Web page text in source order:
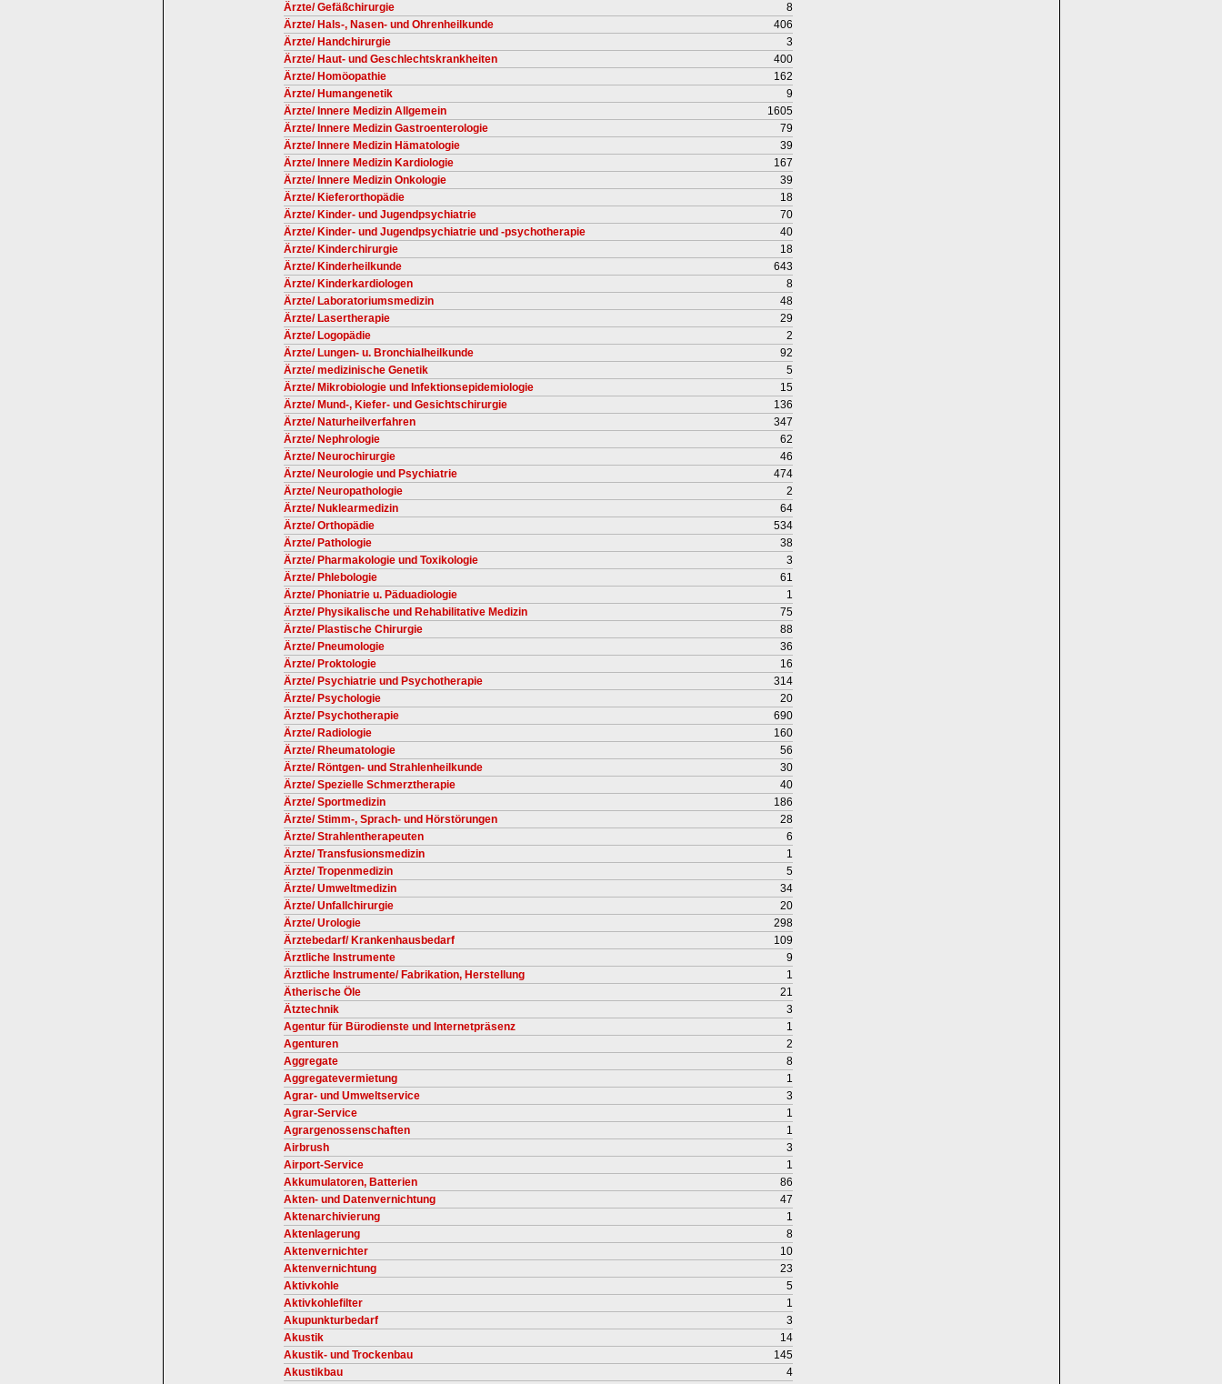
Ärzte/ Gefäßchirurgie
8
Ärzte/ Hals-, Nasen- und Ohrenheilkunde
406
Ärzte/ Handchirurgie
3
Ärzte/ Haut- und Geschlechtskrankheiten
400
Ärzte/ Homöopathie
162
Ärzte/ Humangenetik
9
Ärzte/ Innere Medizin Allgemein
1605
Ärzte/ Innere Medizin Gastroenterologie
79
Ärzte/ Innere Medizin Hämatologie
39
Ärzte/ Innere Medizin Kardiologie
167
Ärzte/ Innere Medizin Onkologie
39
Ärzte/ Kieferorthopädie
18
Ärzte/ Kinder- und Jugendpsychiatrie
70
Ärzte/ Kinder- und Jugendpsychiatrie und -psychotherapie
40
Ärzte/ Kinderchirurgie
18
Ärzte/ Kinderheilkunde
643
Ärzte/ Kinderkardiologen
8
Ärzte/ Laboratoriumsmedizin
48
Ärzte/ Lasertherapie
29
Ärzte/ Logopädie
2
Ärzte/ Lungen- u. Bronchialheilkunde
92
Ärzte/ medizinische Genetik
5
Ärzte/ Mikrobiologie und Infektionsepidemiologie
15
Ärzte/ Mund-, Kiefer- und Gesichtschirurgie
136
Ärzte/ Naturheilverfahren
347
Ärzte/ Nephrologie
62
Ärzte/ Neurochirurgie
46
Ärzte/ Neurologie und Psychiatrie
474
Ärzte/ Neuropathologie
2
Ärzte/ Nuklearmedizin
64
Ärzte/ Orthopädie
534
Ärzte/ Pathologie
38
Ärzte/ Pharmakologie und Toxikologie
3
Ärzte/ Phlebologie
61
Ärzte/ Phoniatrie u. Päduadiologie
1
Ärzte/ Physikalische und Rehabilitative Medizin
75
Ärzte/ Plastische Chirurgie
88
Ärzte/ Pneumologie
36
Ärzte/ Proktologie
16
Ärzte/ Psychiatrie und Psychotherapie
314
Ärzte/ Psychologie
20
Ärzte/ Psychotherapie
690
Ärzte/ Radiologie
160
Ärzte/ Rheumatologie
56
Ärzte/ Röntgen- und Strahlenheilkunde
30
Ärzte/ Spezielle Schmerztherapie
40
Ärzte/ Sportmedizin
186
Ärzte/ Stimm-, Sprach- und Hörstörungen
28
Ärzte/ Strahlentherapeuten
6
Ärzte/ Transfusionsmedizin
1
Ärzte/ Tropenmedizin
5
Ärzte/ Umweltmedizin
34
Ärzte/ Unfallchirurgie
20
Ärzte/ Urologie
298
Ärztebedarf/ Krankenhausbedarf
109
Ärztliche Instrumente
9
Ärztliche Instrumente/ Fabrikation, Herstellung
1
Ätherische Öle
21
Ätztechnik
3
Agentur für Bürodienste und Internetpräsenz
1
Agenturen
2
Aggregate
8
Aggregatevermietung
1
Agrar- und Umweltservice
3
Agrar-Service
1
Agrargenossenschaften
1
Airbrush
3
Airport-Service
1
Akkumulatoren, Batterien
86
Akten- und Datenvernichtung
47
Aktenarchivierung
1
Aktenlagerung
8
Aktenvernichter
10
Aktenvernichtung
23
Aktivkohle
5
Aktivkohlefilter
1
Akupunkturbedarf
3
Akustik
14
Akustik- und Trockenbau
145
Akustikbau
4